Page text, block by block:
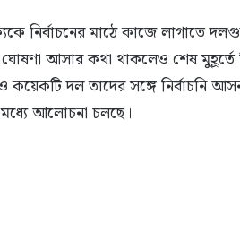
নির্বাচনের মাঠে কাজে লাগাতে
ঘোষণা আসার কথা থাকলেও শেষ
দল তাদের সঙ্গে নির্বাচনি
আলোচনা চলছে।